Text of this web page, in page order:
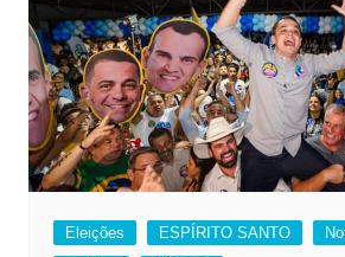
Eleições ESPÍRITO SANTO